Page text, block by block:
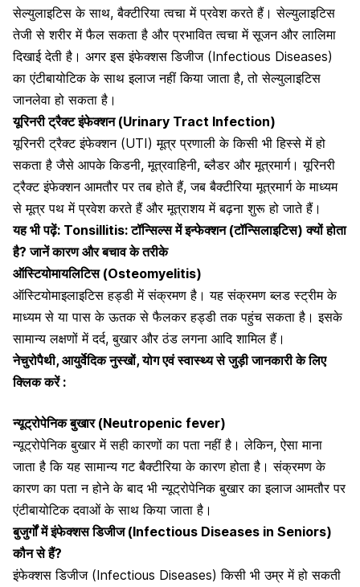
सेल्युलाइटिस के साथ, बैक्टीरिया त्वचा में प्रवेश करते हैं। सेल्युलाइटिस
तेजी से शरीर में फैल सकता है और प्रभावित त्वचा में सूजन और लालिमा
दिखाई देती है। अगर इस इंफेक्शस डिजीज (Infectious Diseases)
का एंटीबायोटिक के साथ इलाज नहीं किया जाता है, तोसेल्युलाइटिस
जानलेवा हो सकता है।
यूरिनरी ट्रैक्ट इंफेक्शन (Urinary Tract Infection)
यूरिनरी ट्रैक्ट इंफेक्शन (UTI) मूत्र प्रणाली के किसी भी हिस्से में हो
सकता है जैसे आपकेकिडनी, मूत्रवाहिनी, ब्लैडर और मूत्रमार्ग। यूरिनरी
ट्रैक्ट इंफेक्शन आमतौर पर तब होते हैं, जब बैक्टीरिया मूत्रमार्ग के माध्यम
से मूत्र पथ में प्रवेश करते हैं और मूत्राशय में बढ़ना शुरू हो जाते हैं।
यह भी पढ़ें: Tonsillitis: टॉन्सिल्स में इन्फेक्शन (टॉन्सिलाइटिस) क्यों होता
है? जानें कारण और बचाव के तरीके
ऑस्टियोमायलिटिस (Osteomyelitis)
ऑस्टियोमाइलाइटिस हड्डी में संक्रमण है। यह संक्रमण ब्लड स्ट्रीम के
माध्यम से या पास के ऊतक से फैलकर हड्डी तक पहुंच सकता है। इसके
सामान्य लक्षणों मेंदर्द, बुखार और ठंड लगना आदि शामिल हैं।
नेचुरोपैथी, आयुर्वेदिक नुस्खों, योग एवं स्वास्थ्य से जुड़ी जानकारी के लिए
क्लिक करें :
न्यूट्रोपेनिक बुखार (Neutropenic fever)
न्यूट्रोपेनिक बुखार में सही कारणों का पता नहीं है। लेकिन, ऐसा माना
जाता है कि यह सामान्य गट बैक्टीरिया के कारण होता है। संक्रमण के
कारण का पता न होने के बाद भी न्यूट्रोपेनिकबुखार का इलाज आमतौर पर
एंटीबायोटिक दवाओं के साथ किया जाता है ।
बुजुर्गों में इंफेक्शस डिजीज (Infectious Diseases in Seniors)
कौन से हैं?
इंफेक्शस डिजीज (Infectious Diseases) किसी भी उम्र में हो सकती